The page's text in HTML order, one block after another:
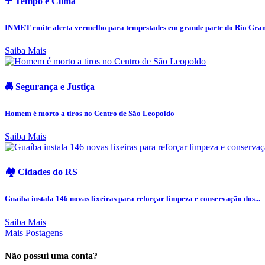
INMET emite alerta vermelho para tempestades em grande parte do Rio
Saiba Mais
🚔 Segurança e Justiça
Homem é morto a tiros no Centro de São Leopoldo
Saiba Mais
🏘️ Cidades do RS
Guaíba instala 146 novas lixeiras para reforçar limpeza e conservação dos...
Saiba Mais
Mais Postagens
Não possui uma conta?